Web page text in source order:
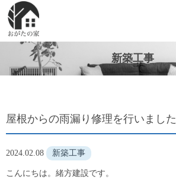
新築工事
屋根からの雨漏り修理を行いました
2024.02.08 新築工事
こんにちは。緒方建設です。